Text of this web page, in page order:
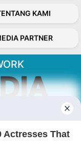
KAMI
PARTNER
aktual dan